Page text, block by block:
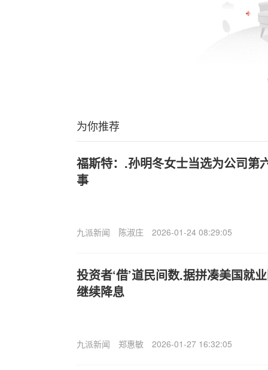
为你推荐
福斯特：.孙明冬女士当选为公司第
事
九派新闻 陈淑庄 2026-01-24 08:29:05
投资者‘借’道民间数.据拼凑美国就
继续降息
九派新闻 郑惠敏 2026-01-27 16:32:05